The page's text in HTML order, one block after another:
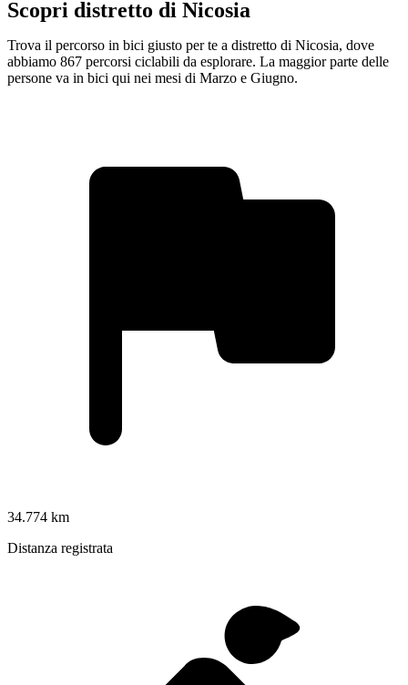
Scopri distretto di Nicosia
Trova il percorso in bici giusto per te a distretto di Nicosia, dove
abbiamo 867 percorsi ciclabili da esplorare. La maggior parte delle
persone va in bici qui nei mesi di Marzo e Giugno.
34.774 km
Distanza registrata